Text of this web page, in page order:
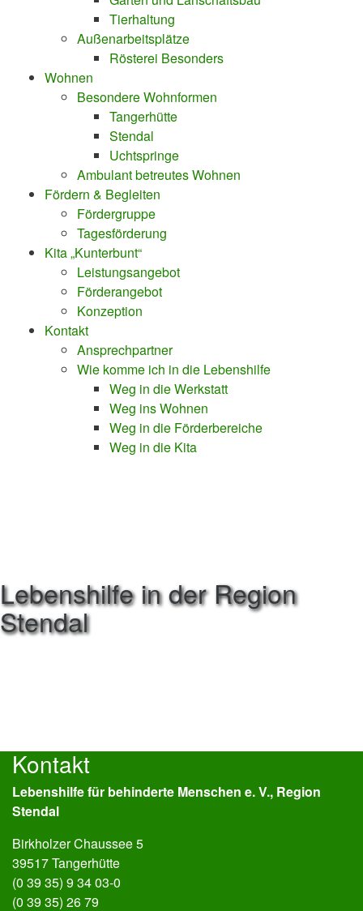
Tierhaltung
Außenarbeitsplätze
Rösterei Besonders
Wohnen
Besondere Wohnformen
Tangerhütte
Stendal
Uchtspringe
Ambulant betreutes Wohnen
Fördern & Begleiten
Fördergruppe
Tagesförderung
Kita „Kunterbunt“
Leistungsangebot
Förderangebot
Konzeption
Kontakt
Ansprechpartner
Wie komme ich in die Lebenshilfe
Weg in die Werkstatt
Weg ins Wohnen
Weg in die Förderbereiche
Weg in die Kita
Lebenshilfe in der Region
Stendal
Kontakt
Lebenshilfe für behinderte Menschen e. V., Region
Stendal
Birkholzer Chaussee 5
39517 Tangerhütte
(0 39 35) 9 34 03-0
(0 39 35) 26 79